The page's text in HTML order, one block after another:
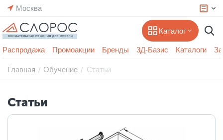
Москва
Каталог
Распродажа Промоакции Бренды 3Д-Базис Каталоги
Главная / Обучение / Статьи
Статьи